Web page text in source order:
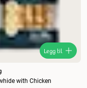
Legg til
with Chicken